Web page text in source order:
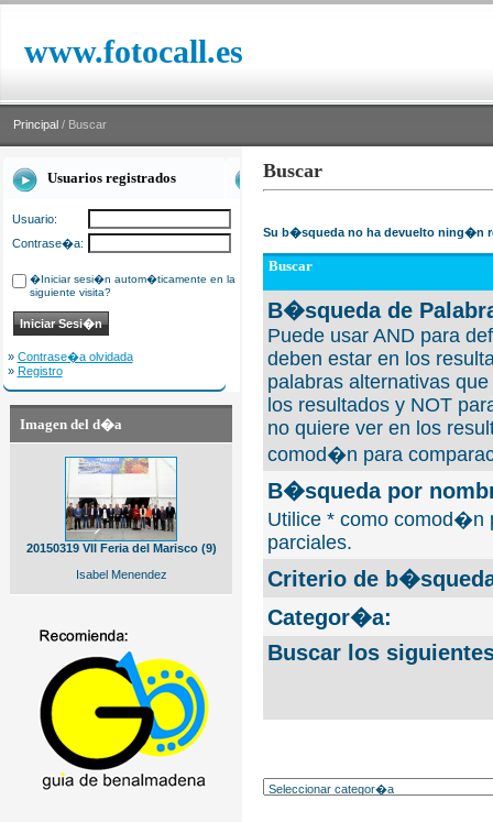
www.fotocall.es
Principal / Buscar
Usuarios registrados
Usuario:
Contrase�a:
�Iniciar sesi�n autom�ticamente en la
siguiente visita?
» Contrase�a olvidada
» Registro
Imagen del d�a
20150319 VII Feria del Marisco (9)
Isabel Menendez
Buscar
Su b�squeda no ha devuelto ning�n
Buscar
B�squeda de
Puede usar AND para
deben estar en los
palabras alternativas
los resultados y NOT
no quiere ver en los
comod�n para
B�squeda por
Utilice * como comod�n
parciales.
Criterio de
Categor�a:
Buscar los